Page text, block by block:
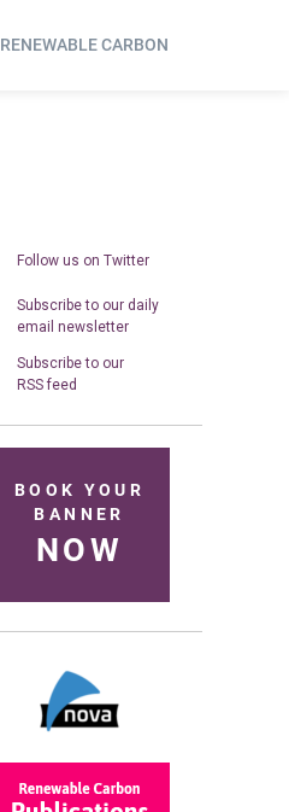
RENEWABLE CARBON
Follow us on Twitter
Subscribe to our daily
email newsletter
Subscribe to our
RSS feed
BOOK YOUR
BANNER
NOW